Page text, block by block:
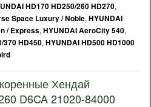
HD170 HD250/260 HD270,
Space Luxury / Noble, HYUNDAI
/ Express, HYUNDAI AeroCity 540,
370 HD450, HYUNDAI HD500 HD1000
Хендай
D6CA 21020-84000